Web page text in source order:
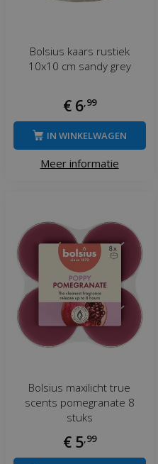
Bolsius kaars rustiek
10x10 cm sandy grey
€ 6 99
Meer informatie
IN WINKELWAGEN
Bolsius maxilicht true
scents pomegranate 8
stuks
€ 5 99